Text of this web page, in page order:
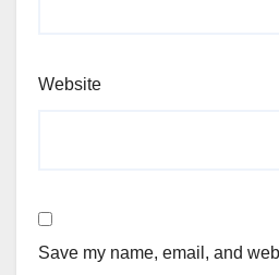
Website
Save my name, email, and